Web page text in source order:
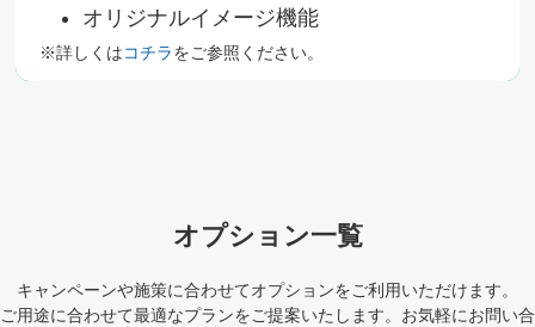
オリジナルイメージ機能
※詳しくはコチラをご参照ください。
オプション一覧
キャンペーンや施策に合わせてオプションをご利用いただけます。
ご用途に合わせて最適なプランをご提案いたします。お気軽にお問い合